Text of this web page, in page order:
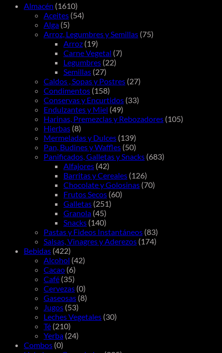
Almacén (1610)
Aceites (54)
Alga (5)
Arroz, Legumbres y Semillas (75)
Arroz (19)
Carne Vegetal (7)
Legumbres (22)
Semillas (27)
Caldos , Sopas y Postres (27)
Condimentos (158)
Conservas y Encurtidos (33)
Endulzantes y Miel (49)
Harinas, Premezclas y Rebozadores (105)
Hierbas (8)
Mermeladas y Dulces (139)
Pan, Budines y Waffles (50)
Panificados, Galletas y Snacks (683)
Alfajores (42)
Barritas y Cereales (126)
Chocolate y Golosinas (70)
Frutos Secos (60)
Galletas (251)
Granola (45)
Snacks (140)
Pastas y Fideos Instantáneos (83)
Salsas, Vinagres y Aderezos (174)
Bebidas (422)
Alcohol (42)
Cacao (6)
Café (35)
Cervezas (0)
Gaseosas (8)
Jugos (53)
Leches Vegetales (30)
Té (210)
Yerba (24)
Combos (0)